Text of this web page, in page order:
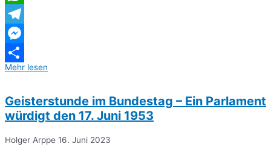
WhatsApp
Telegram
Messenger
Teilen
Mehr lesen
Geisterstunde im Bundestag – Ein Parlament
würdigt den 17. Juni 1953
Holger Arppe 16. Juni 2023